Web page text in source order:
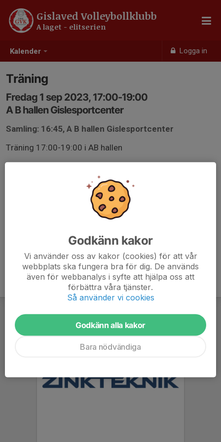
Kalender Logga in
Gislaved Volleybollklubb
A laget - elitserien
Träning
Fredag 1 sep 2023, 17:00-19:00
A B hallen Gislesportcenter
Samling: 16:45, A B hallen Gislesportcenter
Träning 17:00-19:00 i AB hallen
Meddela dagen innan om man inte kan träna.
Planerad ledighet berättar man så fort man vet om.
Blir man sjuk så meddelar man så tidigt som möjligt.
Godkänn kakor
Vi använder oss av kakor (cookies) för att vår
webbplats ska fungera bra för dig. De används
även för webbanalys i syfte att hjälpa oss att
förbättra våra tjänster.
Så använder vi cookies
Godkänn alla kakor
Bara nödvändiga